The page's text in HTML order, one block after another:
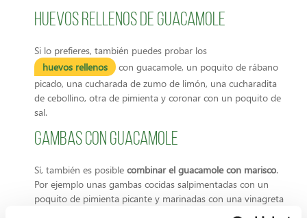
Huevos rellenos de guacamole
Si lo prefieres, también puedes probar los
huevos rellenos
con guacamole, un poquito de rábano
picado, una cucharada de zumo de limón, una cucharadita
de cebollino, otra de pimienta y coronar con un poquito de
sal.
Gambas con guacamole
Sí, también es posible combinar el guacamole con marisco.
Por ejemplo unas gambas cocidas salpimentadas con un
poquito de pimienta picante y marinadas con una vinagreta
clásica, quedan de 10 cuando se acompañan con un